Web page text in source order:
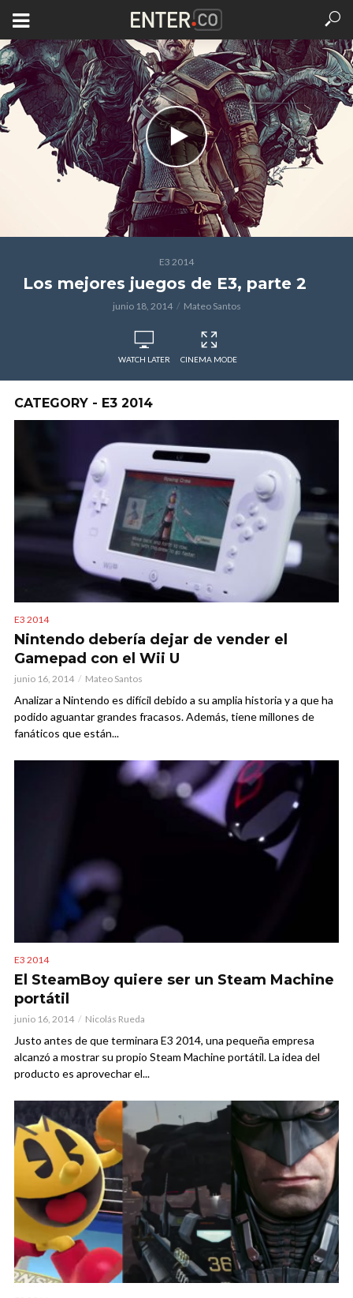
E3 2014
Los mejores juegos de E3, parte 2
junio 18, 2014 Mateo Santos
WATCH LATER CINEMA MODE
CATEGORY - E3 2014
E3 2014
Nintendo debería dejar de vender el
Gamepad con el Wii U
junio 16, 2014 Mateo Santos
Analizar a Nintendo es difícil debido a su amplia historia y a que ha
podido aguantar grandes fracasos. Además, tiene millones de
fanáticos que están...
E3 2014
El SteamBoy quiere ser un Steam Machine
portátil
junio 16, 2014 Nicolás Rueda
Justo antes de que terminara E3 2014, una pequeña empresa
alcanzó a mostrar su propio Steam Machine portátil. La idea del
producto es aprovechar el...